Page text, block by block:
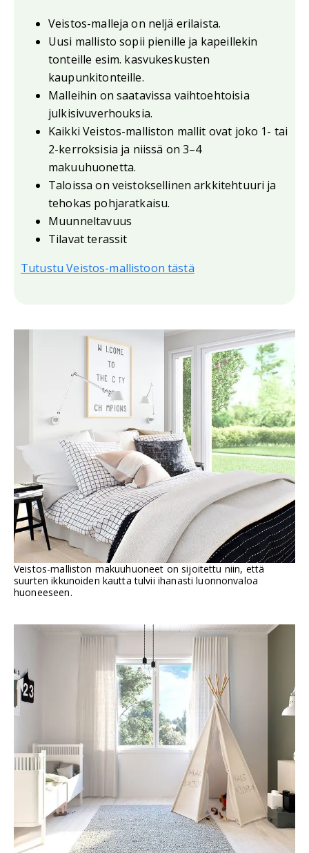
Veistos-malleja on neljä erilaista.
Uusi mallisto sopii pienille ja kapeillekin
tonteille esim. kasvukeskusten
kaupunkitonteille.
Malleihin on saatavissa vaihtoehtoisia
julkisivuverhouksia.
Kaikki Veistos-malliston mallit ovat joko 1- tai
2-kerroksisia ja niissä on 3–4
makuuhuonetta.
Taloissa on veistoksellinen arkkitehtuuri ja
tehokas pohjaratkaisu.
Muunneltavuus
Tilavat terassit
Tutustu Veistos-mallistoon tästä
Veistos-malliston makuuhuoneet on sijoitettu niin, että
suurten ikkunoiden kautta tulvii ihanasti luonnonvaloa
huoneeseen.